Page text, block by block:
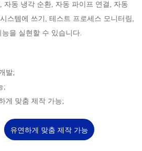
자동 냉각 순환, 자동 파이프 연결, 자동
스템에 쓰기, 테스트 프로세스 모니터링,
을 실현할 수 있습니다.
발;
;
게 맞춤 제작 가능;
유연하게 맞춤 제작 가능